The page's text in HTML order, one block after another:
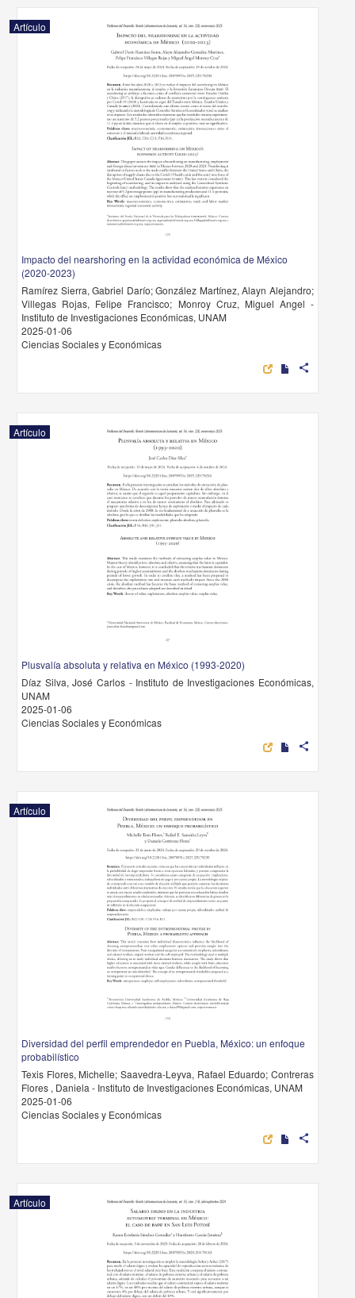
Artículo
Impacto del nearshoring en la actividad económica de México
(2020-2023)
Ramírez Sierra, Gabriel Darío; González Martínez, Alayn Alejandro;
Villegas Rojas, Felipe Francisco; Monroy Cruz, Miguel Angel -
Instituto de Investigaciones Económicas, UNAM
2025-01-06
Ciencias Sociales y Económicas
share
Artículo
Plusvalía absoluta y relativa en México (1993-2020)
Díaz Silva, José Carlos - Instituto de Investigaciones Económicas,
UNAM
2025-01-06
Ciencias Sociales y Económicas
share
Artículo
Diversidad del perfil emprendedor en Puebla, México: un enfoque
probabilístico
Texis Flores, Michelle; Saavedra-Leyva, Rafael Eduardo; Contreras
Flores , Daniela - Instituto de Investigaciones Económicas, UNAM
2025-01-06
Ciencias Sociales y Económicas
share
Artículo